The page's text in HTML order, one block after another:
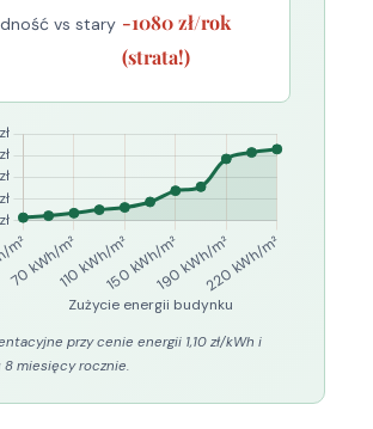
vs stary -1080 zł/rok
(strata!)
przy cenie energii 1,10 zł/kWh i
8 miesięcy rocznie.